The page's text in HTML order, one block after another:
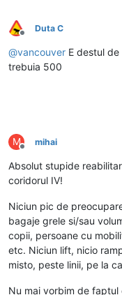
Deconectat
Duta C
@vancouver E destul
trebuia 500
M
Deconectat
mihai
Absolut stupide
coridorul IV!
Niciun pic de
bagaje grele si/sau
copii, persoane cu
etc. Niciun lift, nicio
misto, peste linii, pe la
Nu mai vorbim de